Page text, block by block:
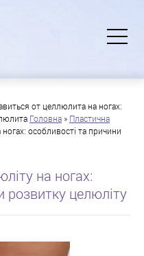
от целлюлита на ногах:
Головна » Пластична
особливості та причини
на ногах:
розвитку целюліту